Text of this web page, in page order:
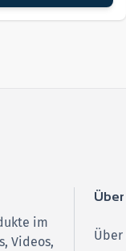
im
Videos,
Über
Über